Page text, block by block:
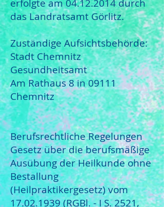
erfolgte am 04.12.2014 durch
das Landratsamt Görlitz.
Zuständige Aufsichtsbehörde:
Stadt Chemnitz
Gesundheitsamt
Am Rathaus 8 in 09111
Chemnitz
Berufsrechtliche Regelungen
Gesetz über die berufsmäßige
Ausübung der Heilkunde ohne
Bestallung
(Heilpraktikergesetz) vom
17.02.1939(RGBl. - I S. 2521,